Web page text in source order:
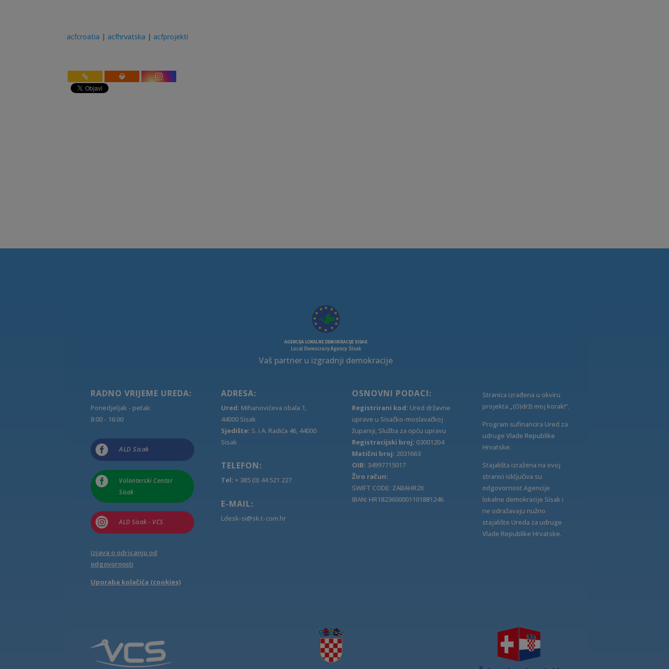
acfcroatia |acfhrvatska |acfprojekti
Vaš partner u izgradnji demokracije
RADNO VRIJEME UREDA:
Ponedjeljak - petak:
8:00 - 16:00
 ALD Sisak

Volonterski Centar
Sisak
 ALD Sisak - VCS
Izjava o odricanju od
odgovornosti
Uporaba kolačića (cookies)
ADRESA:
Ured: Mihanovićeva obala 1,
44000 Sisak
Sjedište: S. i A. Radića 46, 44000
Sisak
TELEFON:
Tel: + 385 (0) 44 521 227
E-MAIL:
Ldesk-si@sk.t-com.hr
OSNOVNI PODACI:
Registrirani kod: Ured državne
uprave u Sisačko-moslavačkoj
županiji, Služba za opću upravu
Registracijski broj: 03001204
Matični broj: 2031663
OIB: 34997715017
Žiro račun:
SWIFT CODE: ZABAHR2X
IBAN: HR1823600001101881246
Stranica izrađena u okviru
projekta „(O)drži moj korak!“.
Program sufinancira Ured za
udruge Vlade Republike
Hrvatske.
Stajališta izražena na ovoj
stranici isključiva su
odgovornost Agencije
lokalne demokracije Sisak i
ne odražavaju nužno
stajalište Ureda za udruge
Vlade Republike Hrvatske.